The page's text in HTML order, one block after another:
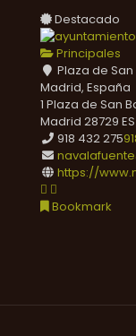
Destacado
Principales
Plaza de
Madrid, España
1 Plaza de San
Madrid 28729 ES
918 432 275
https://
Bookmark